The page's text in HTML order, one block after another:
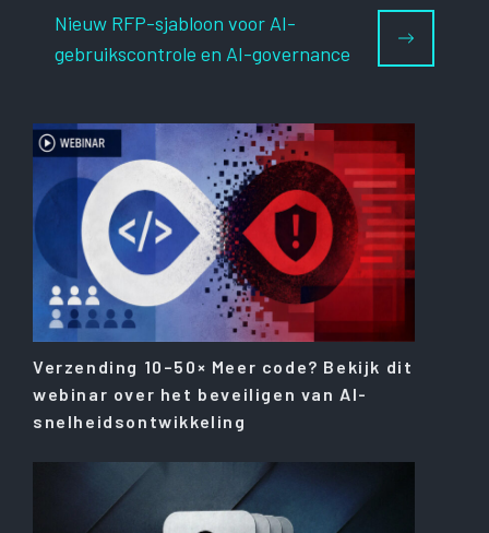
Nieuw RFP-sjabloon voor AI-
gebruikscontrole en AI-governance
Verzending 10–50× Meer code? Bekijk dit
webinar over het beveiligen van AI-
snelheidsontwikkeling